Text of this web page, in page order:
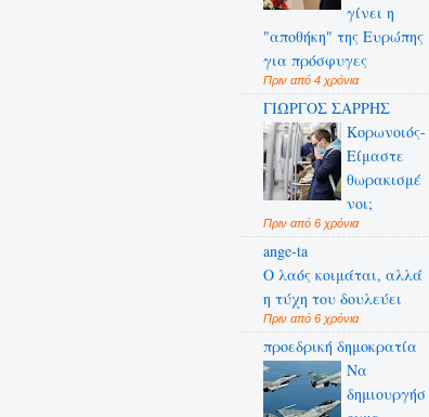
γίνει η
"αποθήκη" της Ευρώπης
για πρόσφυγες
Πριν από 4 χρόνια
ΓΙΩΡΓΟΣ ΣΑΡΡΗΣ
Κορωνοιός-
Είμαστε
θωρακισμέ
νοι;
Πριν από 6 χρόνια
ange-ta
Ο λαός κοιμάται, αλλά
η τύχη του δουλεύει
Πριν από 6 χρόνια
προεδρική δημοκρατία
Να
δημιουργήσ